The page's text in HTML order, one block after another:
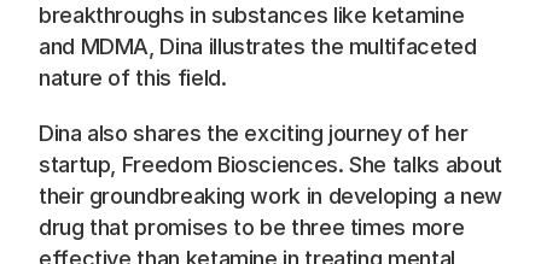
Docs
About
COMMUNITY
Join
breakthroughs in substances like ketamine
and MDMA, Dina illustrates the multifaceted
nature of this field.
Dina also shares the exciting journey of her
startup, Freedom Biosciences. She talks about
their groundbreaking work in developing a new
drug that promises to be three times more
effective than ketamine in treating mental